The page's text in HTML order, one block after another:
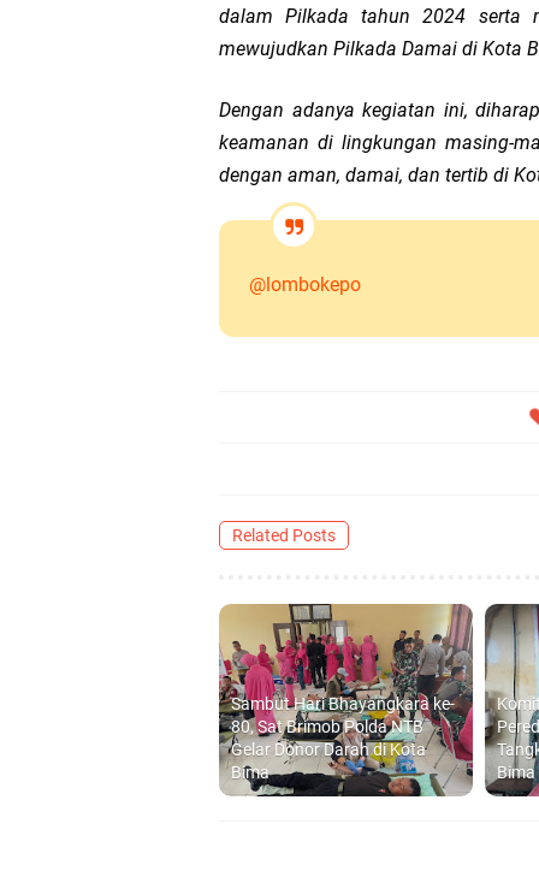
dalam Pilkada tahun 2024 serta
mewujudkan Pilkada Damai di Kota
Dengan adanya kegiatan ini,
keamanan di lingkungan masing-
dengan aman, damai, dan tertib di
@lombokepo
Related Posts
Sambut Hari Bhayangkara ke-
80, Sat Brimob Polda NTB
Gelar Donor Darah di Kota
Bima
Bima